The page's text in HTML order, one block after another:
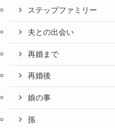
ステップファミリー
夫との出会い
再婚まで
再婚後
娘の事
孫